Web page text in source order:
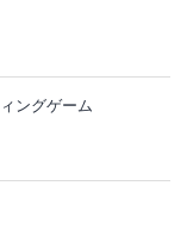
ングゲーム